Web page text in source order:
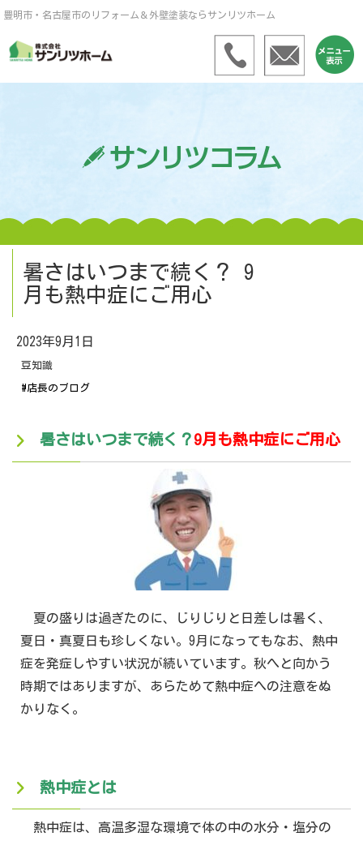
豊明市・名古屋市のリフォーム＆外壁塗装ならサンリツホーム
暑さはいつまで続く？ 9
月も熱中症にご用心
2023年9月1日
豆知識
#店長のブログ
暑さはいつまで続く？ 9月も熱中症にご用心
夏の盛りは過ぎたのに、じりじりと日差しは暑く、
夏日・真夏日も珍しくない。9月になってもなお、熱中
症を発症しやすい状況が続いています。秋へと向かう
時期ではありますが、あらためて熱中症への注意をぬ
かりなく。
熱中症とは
熱中症は、高温多湿な環境で体の中の水分・塩分の